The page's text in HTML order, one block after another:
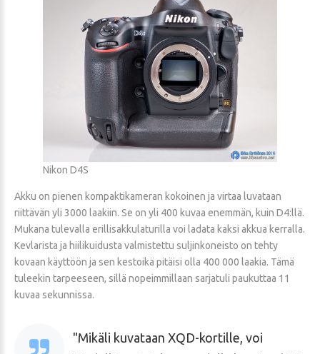
Nikon D4S
Akku on pienen kompaktikameran kokoinen ja virtaa luvataan
riittävän yli 3000 laakiin. Se on yli 400 kuvaa enemmän, kuin D4:llä.
Mukana tulevalla erillisakkulaturilla voi ladata kaksi akkua kerralla.
Kevlarista ja hiilikuidusta valmistettu suljinkoneisto on tehty
kovaan käyttöön ja sen kestoikä pitäisi olla 400 000 laakia. Tämä
tuleekin tarpeeseen, sillä nopeimmillaan sarjatuli paukuttaa 11
kuvaa sekunnissa.
Mikäli kuvataan XQD-kortille, voi